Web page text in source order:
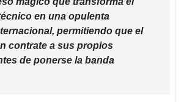
en una opulenta
permitiendo que el
contrate a sus propios
de ponerse la banda